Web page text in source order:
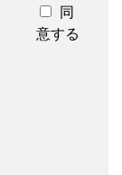
同
意する